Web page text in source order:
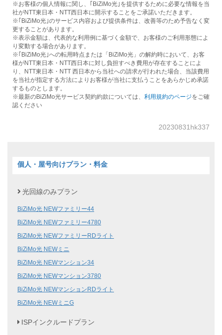
※お客様の個人情報に関し、｢BiZiMo光｣を提供するために必要な情報を当
社がNTT東日本・NTT西日本に開示することをご承諾いただきます。
※｢BiZiMo光｣のサービス内容および提供条件は、改善等のため予告なく変
更することがあります。
※表示金額は、代表的な利用例に基づく金額で、お客様のご利用形態によ
り変動する場合があります。
※｢BiZiMo光｣への転用時点または「BiZiMo光」の解約時において、お客
様がNTT東日本・NTT西日本に対し負担すべき費用が存在することによ
り、NTT東日本・NTT 西日本から当社への請求が行われた場合、当該費用
を当社が指定する方法によりお客様が当社に支払うことをあらかじめ承諾
するものとします。
※最新のBiZiMo光サービス契約約款については、 利用規約のページをご確
認ください
20230831hk337
個人・屋号向けプラン・料金
光回線のみプラン
BiZiMo光 NEWファミリー44
BiZiMo光 NEWファミリー4780
BiZiMo光 NEWファミリーRDライト
BiZiMo光 NEWミニ
BiZiMo光 NEWマンション34
BiZiMo光 NEWマンション3780
BiZiMo光 NEWマンションRDライト
BiZiMo光 NEWミニG
ISPインクルードプラン